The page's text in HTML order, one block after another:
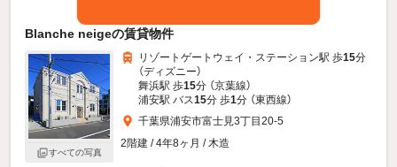
Blanche neigeの賃貸物件
すべての写真
リゾートゲートウェイ・ステーション駅 歩15分
（ディズニー）
舞浜駅 歩15分 （京葉線）
浦安駅 バス15分 歩1分 （東西線）
千葉県浦安市富士見3丁目20-5
2階建 / 4年8ヶ月 / 木造